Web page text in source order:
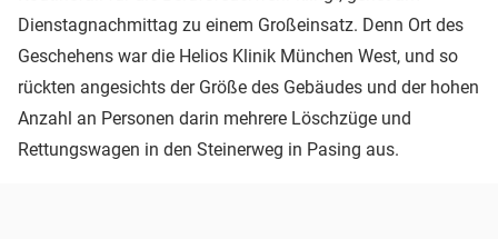
Dienstagnachmittag zu einem Großeinsatz. Denn Ort des
Geschehens war die Helios Klinik München West, und so
rückten angesichts der Größe des Gebäudes und der hohen
Anzahl an Personen darin mehrere Löschzüge und
Rettungswagen in den Steinerweg in Pasing aus.